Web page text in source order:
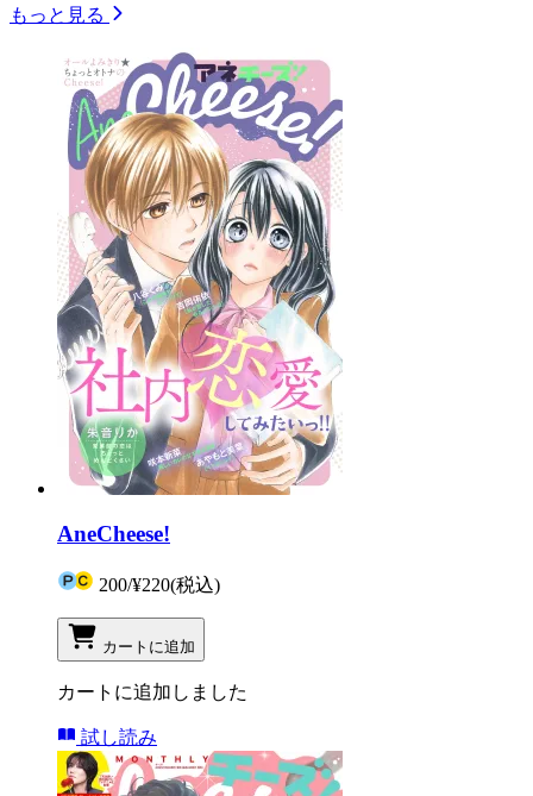
もっと見る
AneCheese!
200/¥220(税込)
カートに追加
カートに追加しました
試し読み